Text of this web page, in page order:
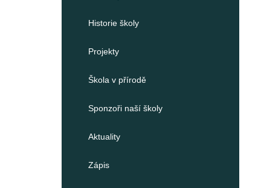
Historie školy
Projekty
Škola v přírodě
Sponzoři naší školy
Aktuality
Zápis